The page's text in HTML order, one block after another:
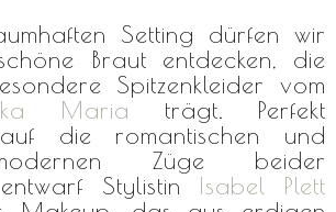
Setting dürfen wir
Braut entdecken, die
Spitzenkleider vom
Maria trägt. Perfekt
die romantischen und
Züge beider
Stylistin Isabel Plett